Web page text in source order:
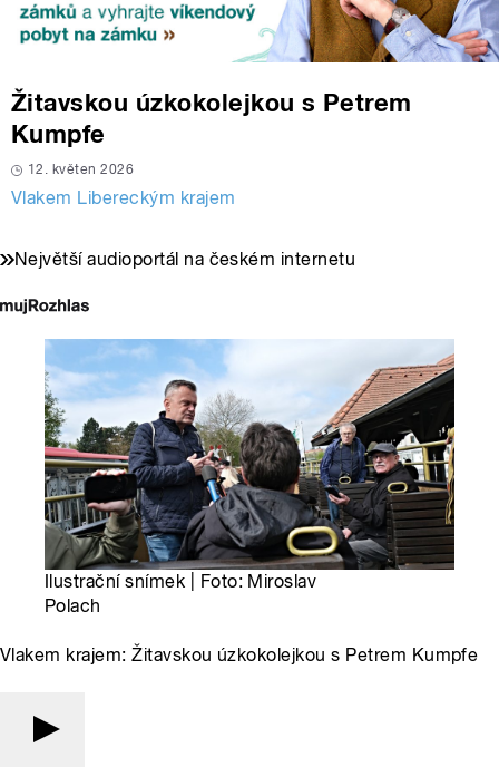
Žitavskou úzkokolejkou s Petrem
Kumpfe
12. květen 2026
Vlakem Libereckým krajem
Největší audioportál na českém internetu
Ilustrační snímek | Foto: Miroslav
Polach
Vlakem krajem: Žitavskou úzkokolejkou s Petrem Kumpfe